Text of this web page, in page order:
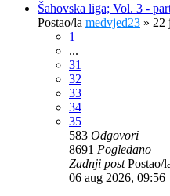
Šahovska liga; Vol. 3 -
Postao/la medvjed23 » 22
1
...
31
32
33
34
35
583 Odgovori
8691 Pogledano
Zadnji postPostao/
06 aug 2026, 09:56